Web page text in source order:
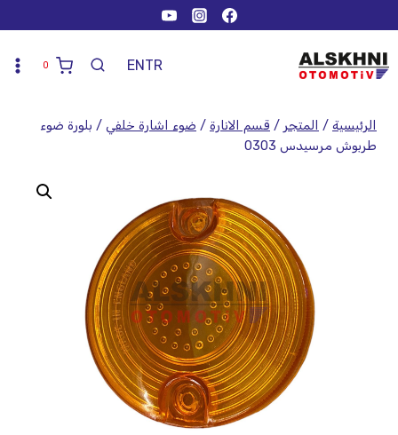
TR
EN
0
الرئيسية / المتجر / قسم الانارة / ضوء اشارة خلفي / بلورة ضوء
طربوش مرسيدس 0303